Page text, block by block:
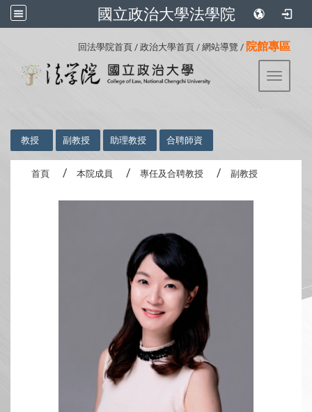
國立政治大學法學院
回法學院首頁 / 政治大學首頁 / 網站導覽 / 院館專區
Toggle
教授 副教授 助理教授 合聘師資
首頁 本院成員 專任及合聘教授 副教授